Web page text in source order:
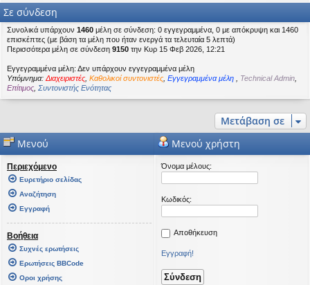
Σε σύνδεση
Συνολικά υπάρχουν 1460 μέλη σε σύνδεση: 0 εγγεγραμμένα, 0 με απόκρυψη και 1460
επισκέπτες (με βάση τα μέλη που ήταν ενεργά τα τελευταία 5 λεπτά)
Περισσότερα μέλη σε σύνδεση 9150 την Κυρ 15 Φεβ 2026, 12:21
Εγγεγραμμένα μέλη: Δεν υπάρχουν εγγεγραμμένα μέλη
Υπόμνημα: Διαχειριστές Καθολικοί συντονιστές Εγγεγραμμένα μέλη Technical Admin
Επίτιμος Συντονιστής Ενότητας
Μετάβαση σε
Μενού
Περιεχόμενο
Ευρετήριο σελίδας
Αναζήτηση
Εγγραφή
Βοήθεια
Συχνές ερωτήσεις
Ερωτήσεις BBCode
Οροι χρήσης
Μενού χρήστη
Όνομα μέλους:
Κωδικός:
Αποθήκευση
Εγγραφή!